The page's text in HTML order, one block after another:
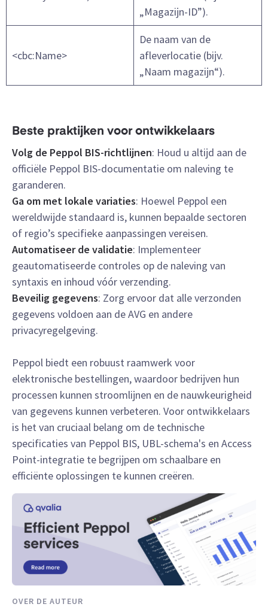
„Magazijn-ID”).
<cbc:Name>
De naam van de
afleverlocatie (bijv.
„Naam magazijn“).
Beste praktijken voor ontwikkelaars
Volg de Peppol BIS-richtlijnen: Houd u altijd aan de
officiële Peppol BIS-documentatie om naleving te
garanderen.
Ga om met lokale variaties: Hoewel Peppol een
wereldwijde standaard is, kunnen bepaalde sectoren
of regio’s specifieke aanpassingen vereisen.
Automatiseer de validatie: Implementeer
geautomatiseerde controles op de naleving van
syntaxis en inhoud vóór verzending.
Beveilig gegevens: Zorg ervoor dat alle verzonden
gegevens voldoen aan de AVG en andere
privacyregelgeving.
Peppol biedt een robuust raamwerk voor
elektronische bestellingen, waardoor bedrijven hun
processen kunnen stroomlijnen en de nauwkeurigheid
van gegevens kunnen verbeteren. Voor ontwikkelaars
is het van cruciaal belang om de technische
specificaties van Peppol BIS, UBL-schema's en Access
Point-integratie te begrijpen om schaalbare en
efficiënte oplossingen te kunnen creëren.
OVER DE AUTEUR